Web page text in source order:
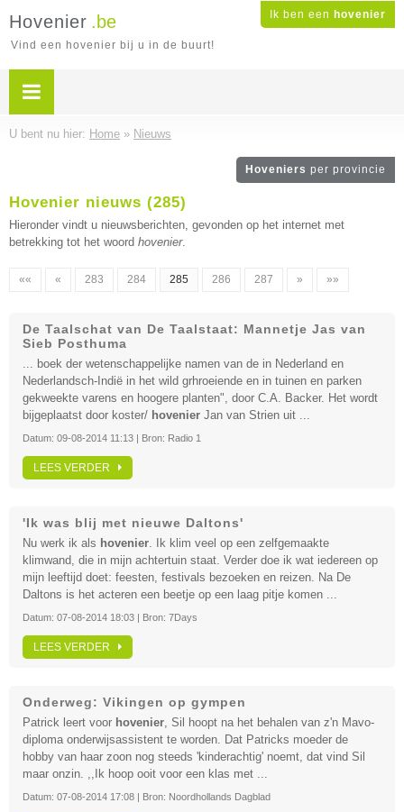
Ik ben een hovenier
Hovenier .be
Vind een hovenier bij u in de buurt!
U bent nu hier: Home » Nieuws
Hoveniers per provincie
Hovenier nieuws (285)
Hieronder vindt u nieuwsberichten, gevonden op het internet met
betrekking tot het woord hovenier.
«« « 283 284 285 286 287 » »»
De Taalschat van De Taalstaat: Mannetje Jas van
Sieb Posthuma
... boek der wetenschappelijke namen van de in Nederland en
Nederlandsch-Indië in het wild grhroeiende en in tuinen en parken
gekweekte varens en hoogere planten", door C.A. Backer. Het wordt
bijgeplaatst door koster/ hovenier Jan van Strien uit ...
Datum: 09-08-2014 11:13 | Bron: Radio 1
LEES VERDER
'Ik was blij met nieuwe Daltons'
Nu werk ik als hovenier. Ik klim veel op een zelfgemaakte
klimwand, die in mijn achtertuin staat. Verder doe ik wat iedereen op
mijn leeftijd doet: feesten, festivals bezoeken en reizen. Na De
Daltons is het acteren een beetje op een laag pitje komen ...
Datum: 07-08-2014 18:03 | Bron: 7Days
LEES VERDER
Onderweg: Vikingen op gympen
Patrick leert voor hovenier, Sil hoopt na het behalen van z'n Mavo-
diploma onderwijsassistent te worden. Dat Patricks moeder de
hobby van haar zoon nog steeds 'kinderachtig' noemt, dat vind Sil
maar onzin. ,,Ik hoop ooit voor een klas met ...
Datum: 07-08-2014 17:08 | Bron: Noordhollands Dagblad